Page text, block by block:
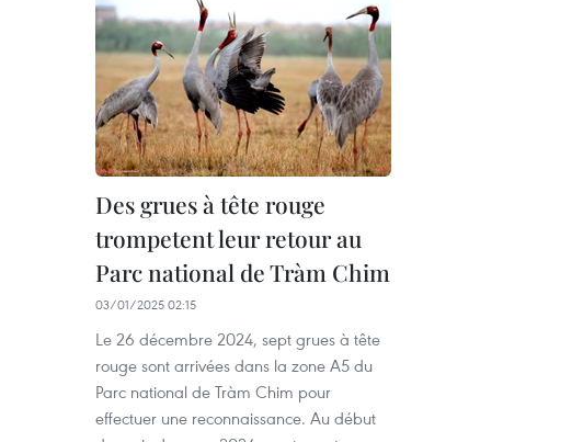
Des grues à tête rouge
trompetent leur retour au
Parc national de Tràm Chim
03/01/2025 02:15
Le 26 décembre 2024, sept grues à tête
rouge sont arrivées dans la zone A5 du
Parc national de Tràm Chim pour
effectuer une reconnaissance. Au début